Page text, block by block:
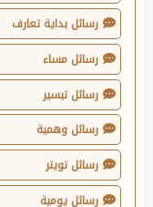
رسائل بداية تعارف
رسائل مساء
رسائل تيسير
رسائل وهمية
رسائل تويتر
رسائل يومية